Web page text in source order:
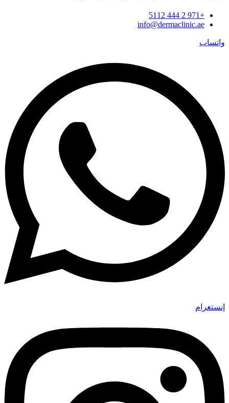
+971 2 444 5112
info@dermaclinic.ae
واتساب
إنستغرام